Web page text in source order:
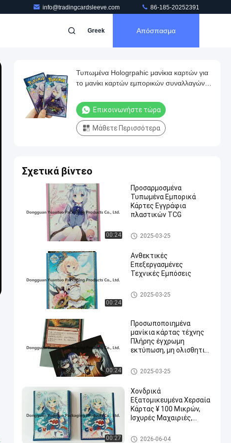
info@tradingcardsleeve.com 86-185-20252391
Greek Απόσπασμα
Τυπωμένα Hologrpahic μανίκια καρτών για
το μανίκι καρτών εμπορικών συναλλαγών
της WS κ.λπ.
Επικοινωνήστε τώρα
Μάθετε Περισσότερα
Σχετικά βίντεο
00:24
Προσαρμοσμένα
Τυπωμένα Εμπορικά
Κάρτες Εγγράφια
πλαστικών ΤCG
Καλλιτεχνικά μανίκια καρτώ
ν
2025-03-25
00:24
Ανθεκτικές
Επεξεργασμένες
Τεχνικές Εμπόσεις
Καλλιτεχνικά μανίκια καρτώ
ν
2025-03-25
00:24
Προσωποποιημένα
μανίκια κάρτας τέχνης
Πλήρης έγχρωμη
εκτύπωση, μη ολισθητική
Pokémon, Yu-Gi-Oh!
Καλλιτεχνικά μανίκια καρτώ
ν
2025-03-25
00:27
Χονδρικά
Εξατομικευμένα Χερσαία
Κάρτας ¥ 100 Μικρών,
Ισχυρές Μαχαιριές,
Προστασία & Εμφάνιση
Καλλιτεχνικά μανίκια καρτώ
2026-06-04